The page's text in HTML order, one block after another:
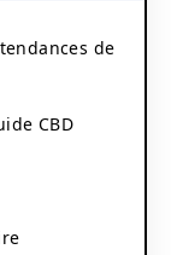
de
CBD